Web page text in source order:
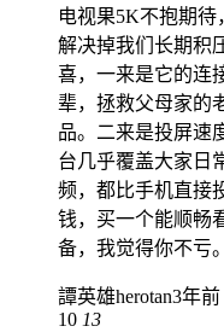
电视果5K不抱期
解决掉我们长期积
喜，一来是它的连
辈，拯救父母家的
品。二来是投屏速
台几乎覆盖大家日
频，都比手机直接
钱，买一个能顺畅
备，我觉得你不亏。
譚英雄herotan3年前
10 13